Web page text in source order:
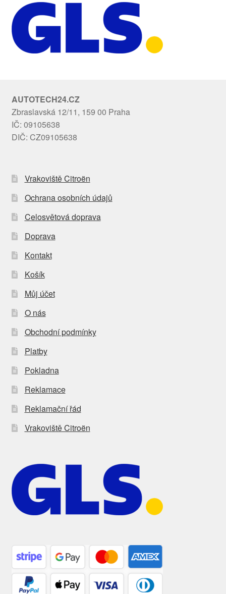
AUTOTECH24.CZ
Zbraslavská 12/11, 159 00 Praha
IČ: 09105638
DIČ: CZ09105638
Vrakoviště Citroën
Ochrana osobních údajů
Celosvětová doprava
Doprava
Kontakt
Košík
Můj účet
O nás
Obchodní podmínky
Platby
Pokladna
Reklamace
Reklamační řád
Vrakoviště Citroën